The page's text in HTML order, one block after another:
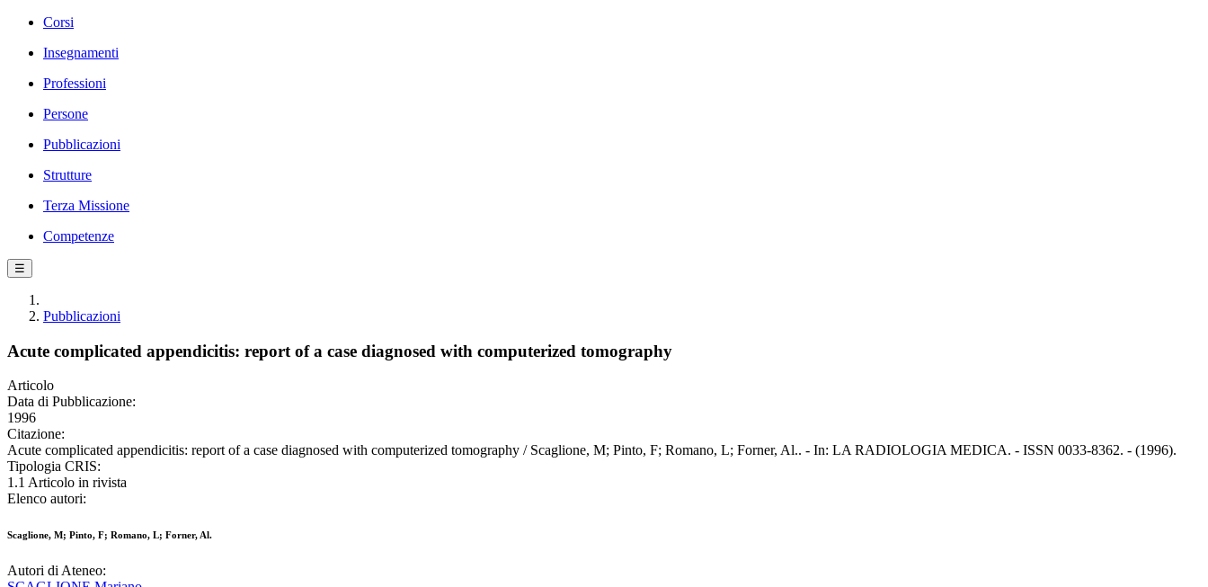
Corsi
Insegnamenti
Professioni
Persone
Pubblicazioni
Strutture
Terza Missione
Competenze
☰
Pubblicazioni
Acute complicated appendicitis: report of a case diagnosed with computerized tomography
Articolo
Data di Pubblicazione:
1996
Citazione:
Acute complicated appendicitis: report of a case diagnosed with computerized tomography / Scaglione, M; Pinto, F; Romano, L; Forner, Al.. - In: LA RADIOLOGIA MEDICA. - ISSN 0033-8362. - (1996).
Tipologia CRIS:
1.1 Articolo in rivista
Elenco autori:
Scaglione, M; Pinto, F; Romano, L; Forner, Al.
Autori di Ateneo: